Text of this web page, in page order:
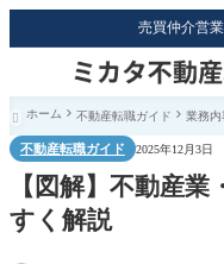
売買仲介営
 ホーム 不動産転職ガイド 業務内
不動産転職ガイド 2025年12月3日
【図解】不動産
すく解説